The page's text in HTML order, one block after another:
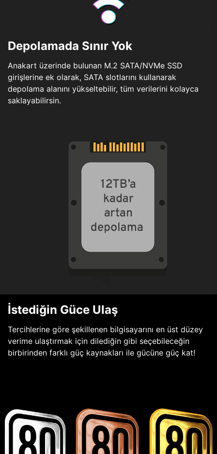
Depolamada Sınır Yok
Anakart üzerinde bulunan M.2 SATA/NVMe SSD
girişlerine ek olarak, SATA slotlarını kullanarak
depolama alanını yükseltebilir, tüm verilerini kolayca
saklayabilirsin.
İstediğin Güce Ulaş
Tercihlerine göre şekillenen bilgisayarını en üst düzey
verime ulaştırmak için dilediğin gibi seçebileceğin
birbirinden farklı güç kaynakları ile gücüne güç kat!